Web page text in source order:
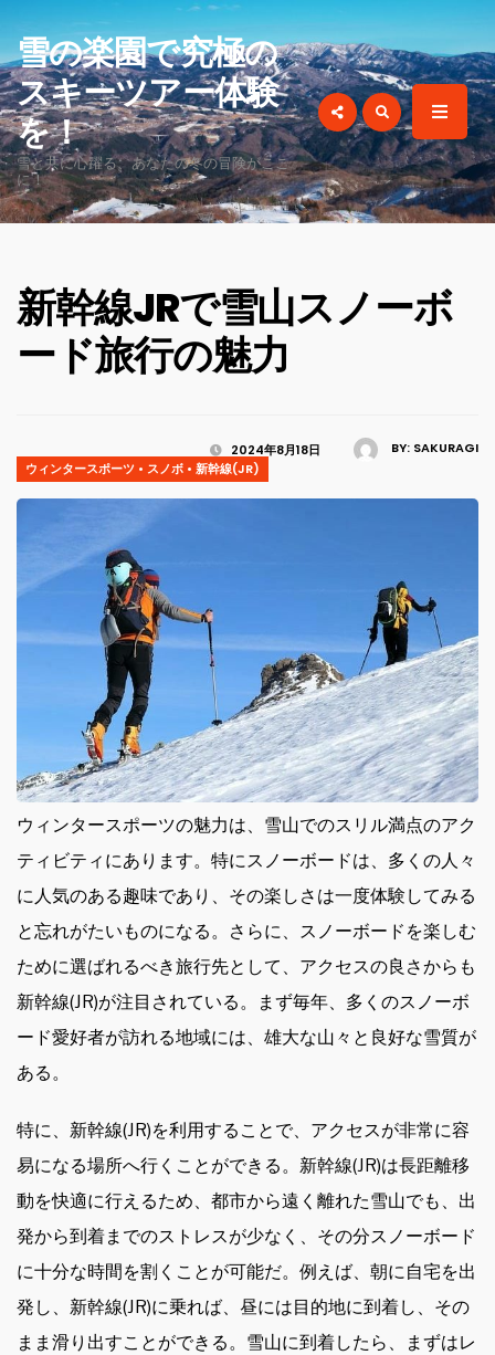
for:
雪の楽園で究極の
スキーツアー体験
を！
雪と共に心躍る、あなたの冬の冒険がここ
に！
新幹線JRで雪山スノーボ
ード旅行の魅力
BY: SAKURAGI
2024年8月18日
ウィンタースポーツ • スノボ • 新幹線(JR)
ウィンタースポーツの魅力は、雪山でのスリル満点のアク
ティビティにあります。 特にスノーボードは、多くの人々
に人気のある趣味であり、その楽しさは一度体験してみる
と忘れがたいものになる。さらに、スノーボードを楽しむ
ために選ばれるべき旅行先として、アクセスの良さからも
新幹線(JR)が注目されている。まず毎年、多くのスノーボ
ード愛好者が訪れる地域には、雄大な山々と良好な雪質が
ある。
特に、新幹線(JR)を利用することで、アクセスが非常に容
易になる場所へ行くことができる。新幹線(JR)は長距離移
動を快適に行えるため、都市から遠く離れた雪山でも、出
発から到着までのストレスが少なく、その分スノーボード
に十分な時間を割くことが可能だ。例えば、朝に自宅を出
発し、新幹線(JR)に乗れば、昼には目的地に到着し、その
まま滑り出すことができる。雪山に到着したら、まずはレ